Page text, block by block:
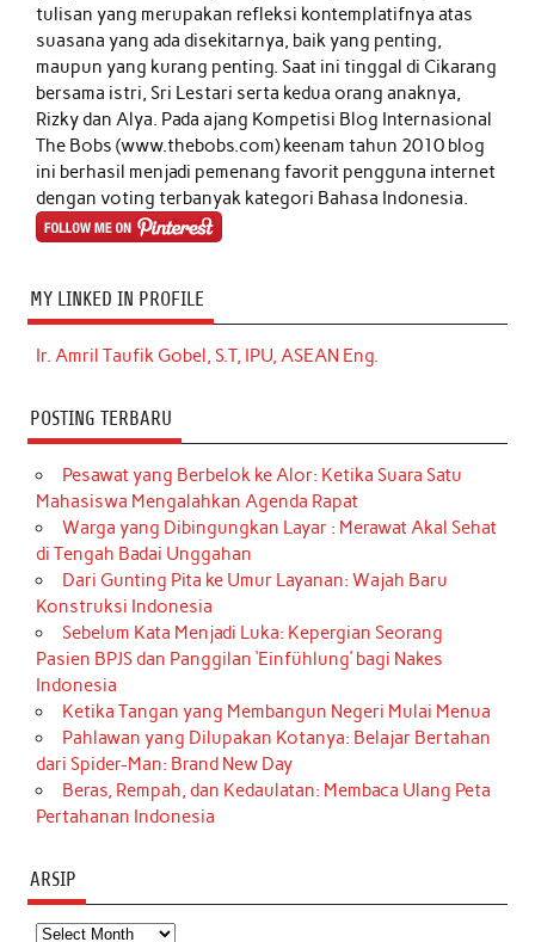
tulisan yang merupakan refleksi kontemplatifnya atas
suasana yang ada disekitarnya, baik yang penting,
maupun yang kurang penting. Saat ini tinggal di Cikarang
bersama istri, Sri Lestari serta kedua orang anaknya,
Rizky dan Alya. Pada ajang Kompetisi Blog Internasional
The Bobs (www.thebobs.com) keenam tahun 2010 blog
ini berhasil menjadi pemenang favorit pengguna internet
dengan voting terbanyak kategori Bahasa Indonesia.
MY LINKED IN PROFILE
Ir. Amril Taufik Gobel, S.T, IPU, ASEAN Eng.
POSTING TERBARU
Pesawat yang Berbelok ke Alor: Ketika Suara Satu
Mahasiswa Mengalahkan Agenda Rapat
Warga yang Dibingungkan Layar : Merawat Akal Sehat
di Tengah Badai Unggahan
Dari Gunting Pita ke Umur Layanan: Wajah Baru
Konstruksi Indonesia
Sebelum Kata Menjadi Luka: Kepergian Seorang
Pasien BPJS dan Panggilan ‘Einfühlung’ bagi Nakes
Indonesia
Ketika Tangan yang Membangun Negeri Mulai Menua
Pahlawan yang Dilupakan Kotanya: Belajar Bertahan
dari Spider-Man: Brand New Day
Beras, Rempah, dan Kedaulatan: Membaca Ulang Peta
Pertahanan Indonesia
ARSIP
Arsip